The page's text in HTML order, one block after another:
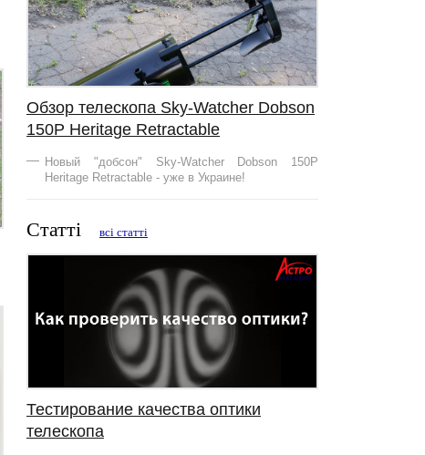
Обзор телескопа Sky-Watcher Dobson
150Р Heritage Retractable
Новый "добсон" Sky-Watcher Dobson 150Р
Heritage Retractable - уже в Украине!
Статті всі статті
Тестирование качества оптики
телескопа